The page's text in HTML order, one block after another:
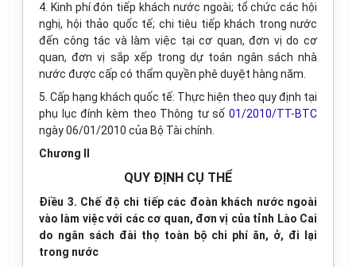
4. Kinh phí đón tiếp khách nước ngoài; tổ chức các hội
nghị, hội thảo quốc tế; chi tiêu tiếp khách trong nước
đến công tác và làm việc tại cơ quan, đơn vị do cơ
quan, đơn vị sắp xếp trong dự toán ngân sách nhà
nước được cấp có thẩm quyền phê duyệt hàng năm.
5. Cấp hạng khách quốc tế: Thực hiện theo quy định tại
phụ lục đính kèm theo Thông tư số 01/2010/TT-BTC
ngày 06/01/2010 của Bộ Tài chính.
Chương II
QUY ĐỊNH CỤ THỂ
Điều 3. Chế độ chi tiếp các đoàn khách nước ngoài
vào làm việc với các cơ quan, đơn vị của tỉnh Lào Cai
do ngân sách đài thọ toàn bộ chi phí ăn, ở, đi lại
trong nước